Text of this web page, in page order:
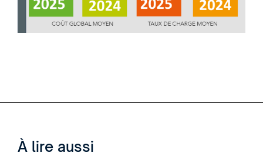
À lire aussi